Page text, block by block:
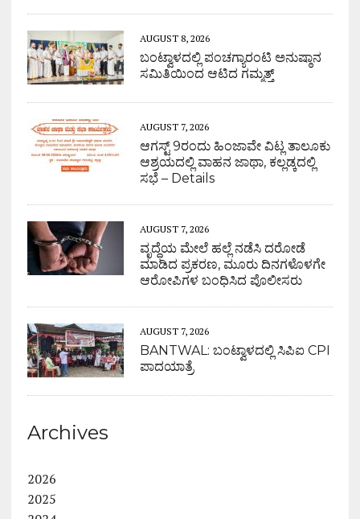
AUGUST 8, 2026
ಬಂಟ್ವಾಳದಲ್ಲಿ ಪಂಚಗ್ಯಾರಂಟಿ ಅನುಷ್ಠಾನ
ಸಮಿತಿಯಿಂದ ಆಟಿದ ಗಮ್ಮತ್ತ್
AUGUST 7, 2026
ಆಗಸ್ಟ್ 9ರಂದು ಹಿಂಜಾವೇ ವಿಟ್ಲ ತಾಲೂಕು
ಆಶ್ರಯದಲ್ಲಿ ವಾಹನ ಜಾಥಾ, ಕಲ್ಲಡ್ಕದಲ್ಲಿ
ಸಭೆ – Details
AUGUST 7, 2026
ವೃದ್ಧೆಯ ಮೇಲೆ ಹಲ್ಲೆ ನಡೆಸಿ ದರೋಡೆ
ಮಾಡಿದ ಪ್ರಕರಣ, ಮೂರು ದಿನಗಳೊಳಗೇ
ಆರೋಪಿಗಳ ಬಂಧಿಸಿದ ಪೊಲೀಸರು
AUGUST 7, 2026
BANTWAL: ಬಂಟ್ವಾಳದಲ್ಲಿ ಸಿಪಿಐ CPI
ಪಾದಯಾತ್ರೆ
Archives
2026
2025